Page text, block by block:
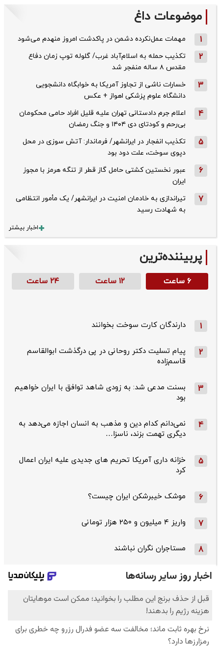
موضوعات داغ
1 مهمات عمل‌نکرده دشمن در پاکدشت امروز منهدم می‌شود
2
تکذیب حمله به اسلام‌آباد غرب/ گلوله توپ زمان دفاع
مقدس ۸ ساله منفجر شد
3
خسارات ناشی از تجاوز آمریکا به خوابگاه دانشجویی
دانشگاه علوم پزشکی اهواز + عکس
4
اعلام جرم دادستانی تهران علیه قلیل افراد حامی محکومان
بی‌رحم و کودتای دی‌ ۱۴۰۴ و جنگ رمضان
5
تکذیب ‌انفجار در ایرانشهر/ فرماندار: آتش سوزی در محل
دپوی سوخت، علت دود بود
6
عبور نخستین کشتی حامل گاز قطر از تنگه هرمز با مجوز
ایران
7
تیراندازی به خادمان امنیت در ایرانشهر/ یک مأمور انتظامی
به شهادت رسید
اخبار بیشتر
پربیننده‌ترین
۶ ساعت ۱۲ ساعت ۲۴ ساعت
1 دارندگان کارت سوخت بخوانند
2
پیام تسلیت دکتر روحانی در پی درگذشت ابوالقاسم
قاسم‌زاده
3
بسنت مدعی شد: به زودی شاهد توافق با ایران خواهیم
بود
4
نمی‌دانم کدام دین و مذهب به انسان اجازه می‌دهد به
دیگری تهمت بزند، ناسزا…
5
خزانه داری آمریکا تحریم های جدیدی علیه ایران اعمال
کرد
6 موشک خیبرشکن ایران چیست؟
7 واریز ۴ میلیون و ۲۵۰ هزار تومانی
8 مستاجران نگران نباشند